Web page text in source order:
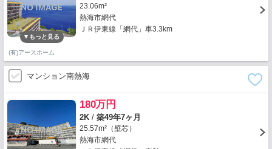
23.06m²
熱海市網代
ＪＲ伊東線「網代」車3.3km
(有)アースホーム
マンション南熱海
180万円
2K / 築49年7ヶ月
25.57m²（壁芯）
熱海市網代